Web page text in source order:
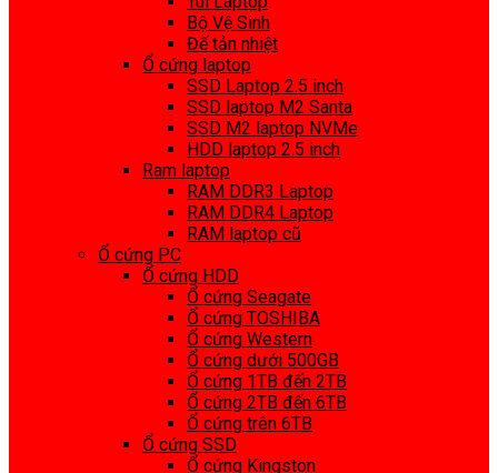
Bộ Vệ Sinh
Đế tản nhiệt
Ổ cứng laptop
SSD Laptop 2.5 inch
SSD laptop M2 Santa
SSD M2 laptop NVMe
HDD laptop 2.5 inch
Ram laptop
RAM DDR3 Laptop
RAM DDR4 Laptop
RAM laptop cũ
Ổ cứng PC
Ổ cứng HDD
Ổ cứng Seagate
Ổ cứng TOSHIBA
Ổ cứng Western
Ổ cứng dưới 500GB
Ổ cứng 1TB đến 2TB
Ổ cứng 2TB đến 6TB
Ổ cứng trên 6TB
Ổ cứng SSD
Ổ cứng Kingston